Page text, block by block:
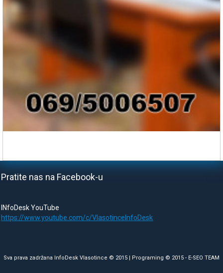
Pratite nas na Facebook-u
INfoDesk YouTube
https://www.youtube.com/c/VlasotinceInfoDesk
Sva prava zadržana InfoDesk Vlasotince © 2015 | Programing © 2015 - E-SEO TEAM